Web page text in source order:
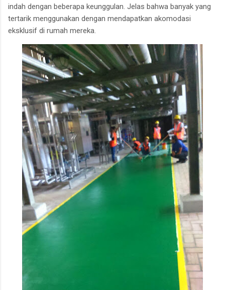
indah dengan beberapa keunggulan. Jelas bahwa banyak yang
tertarik menggunakan dengan mendapatkan akomodasi
eksklusif di rumah mereka.